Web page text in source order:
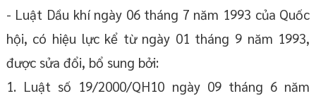
- Luật Dầu khí ngày 06 tháng 7 năm 1993 của Quốc
hội, có hiệu lực kể từ ngày 01 tháng 9 năm 1993,
được sửa đổi, bổ sung bởi:
1. Luật số 19/2000/QH10 ngày 09 tháng 6 năm